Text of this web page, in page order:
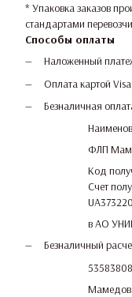
* Упаковка заказов
стандартами
Способы оплаты
Наложенный
Оплата картой
Безналичная
ФЛП
Код
Счет
в АО
Безналичный